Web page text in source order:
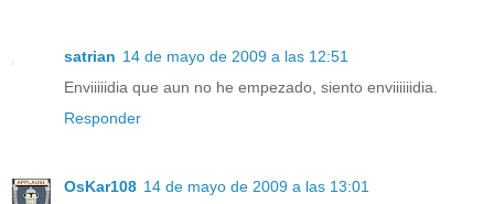
satrian 14 de mayo de 2009 a las 12:51
Enviiiiidia que aun no he empezado, siento enviiiiiidia.
Responder
OsKar108 14 de mayo de 2009 a las 13:01